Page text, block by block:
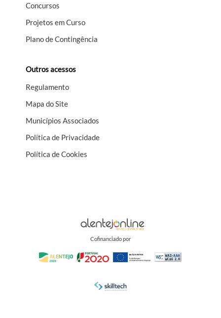
Concursos
Projetos em Curso
Plano de Contingência
Outros acessos
Regulamento
Mapa do Site
Municípios Associados
Política de Privacidade
Política de Cookies
Cofinanciado por